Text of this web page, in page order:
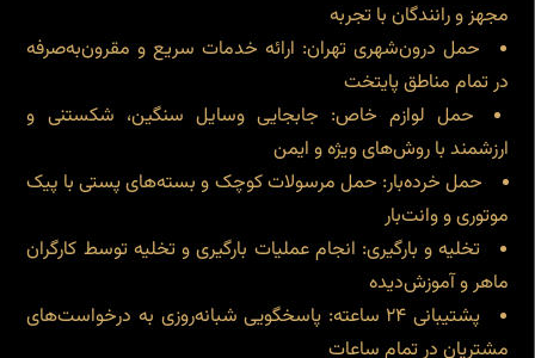
مجهز و رانندگان با تجربه
حمل درون‌شهری تهران: ارائه خدمات سریع و مقرون‌به‌صرفه
در تمام مناطق پایتخت
حمل لوازم خاص: جابجایی وسایل سنگین، شکستنی و
ارزشمند با روش‌های ویژه و ایمن
حمل خرده‌بار: حمل مرسولات کوچک و بسته‌های پستی با پیک
موتوری و وانت‌بار
تخلیه و بارگیری: انجام عملیات بارگیری و تخلیه توسط کارگران
ماهر و آموزش‌دیده
پشتیبانی ۲۴ ساعته: پاسخگویی شبانه‌روزی به درخواست‌های
مشتریان در تمام ساعات